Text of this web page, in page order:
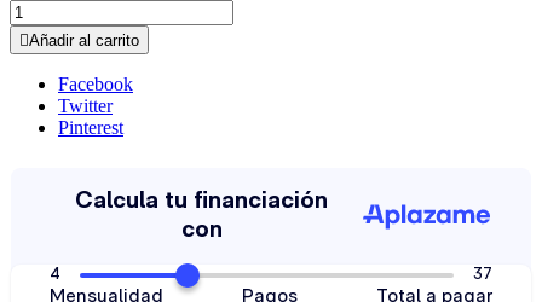
Añadir al carrito
Facebook
Twitter
Pinterest